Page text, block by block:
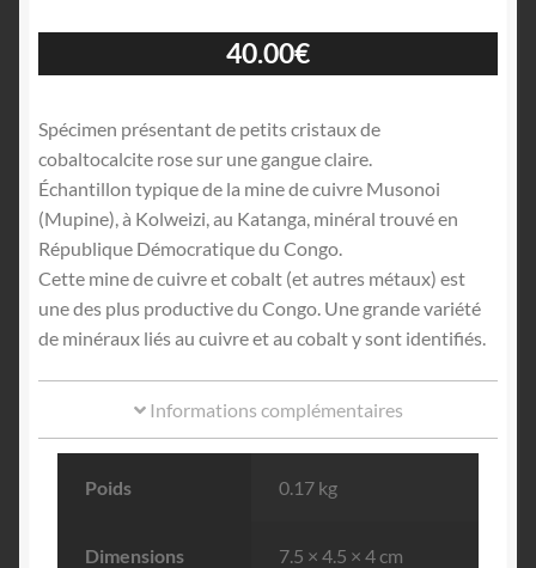
40.00€
Spécimen présentant de petits cristaux de
cobaltocalcite rose sur une gangue claire.
Échantillon typique de la mine de cuivre Musonoi
(Mupine), à Kolweizi, au Katanga, minéral trouvé en
République Démocratique du Congo.
Cette mine de cuivre et cobalt (et autres métaux) est
une des plus productive du Congo. Une grande variété
de minéraux liés au cuivre et au cobalt y sont identifiés.
Informations complémentaires
Poids 0.17 kg
Dimensions 7.5 × 4.5 × 4 cm